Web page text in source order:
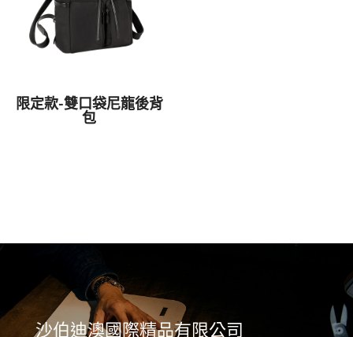
限定款-雙口袋尼龍後背
包
沙伯迪澳國際精品有限公司